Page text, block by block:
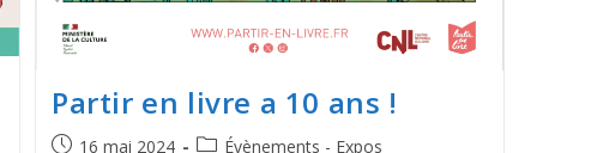
Partir en livre a 10 ans !
16 mai 2024 Évènements - Expos